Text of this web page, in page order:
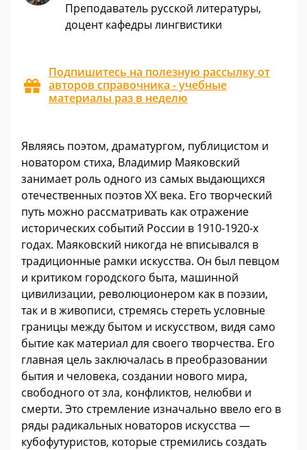
Преподаватель русской литературы,
доцент кафедры лингвистики
Подпишитесь на полезную рассылку от
авторов справочника - учебные
материалы раз в неделю
Являясь поэтом, драматургом, публицистом и
новатором стиха, Владимир Маяковский
занимает роль одного из самых выдающихся
отечественных поэтов XX века. Его творческий
путь можно рассматривать как отражение
исторических событий России в 1910-1920-х
годах. Маяковский никогда не вписывался в
традиционные рамки искусства. Он был певцом
и критиком городского быта, машинной
цивилизации, революционером как в поэзии,
так и в живописи, стремясь стереть условные
границы между бытом и искусством, видя само
бытие как материал для своего творчества. Его
главная цель заключалась в преобразовании
бытия и человека, создании нового мира,
свободного от зла, конфликтов, нелюбви и
смерти. Это стремление изначально ввело его в
ряды радикальных новаторов искусства —
кубофутуристов, которые стремились создать